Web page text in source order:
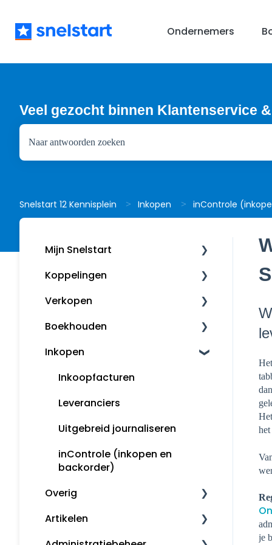
Ondernemers
Veel gezocht binnen Klantenservice
Snelstart 12 Kennisplein Inkopen inControle
je
Mijn Snelstart
Mijn Snelstart
Koppelingen
Overige koppelingen
Verkopen
Factureren
Herinneringen en
Boekhouden
Boekhouden
Aangifte
Voorbeeldboekingen
Grootboekrekeningen
Boekjaar afsluiten
Inkopen
Inkoopfacturen
Leveranciers
Uitgebreid journaliseren
inControle (inkopen en
backorder)
Overig
Downloaden en installeren
Artikelen